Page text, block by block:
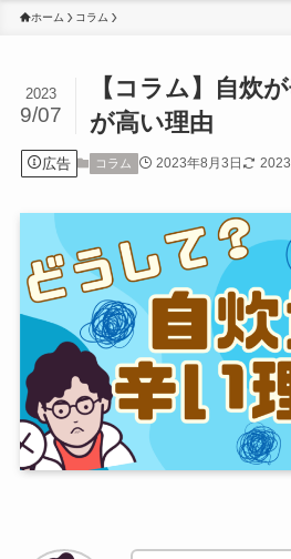
ホーム コラム
【コラム】自炊
が高い理由
2023
9/07
広告 コラム 2023年8月3日